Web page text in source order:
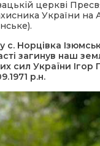
церкві
України на
с. Норцівка
загинув наш
сил України Ігор
р.н.